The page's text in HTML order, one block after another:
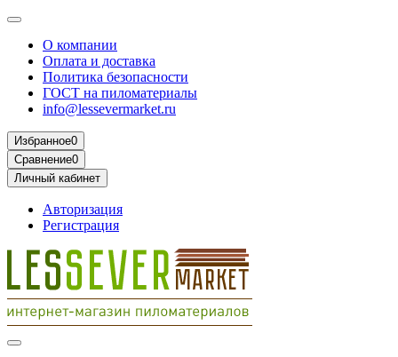
О компании
Оплата и доставка
Политика безопасности
ГОСТ на пиломатериалы
info@lessevermarket.ru
Избранное0
Сравнение0
Личный кабинет
Авторизация
Регистрация